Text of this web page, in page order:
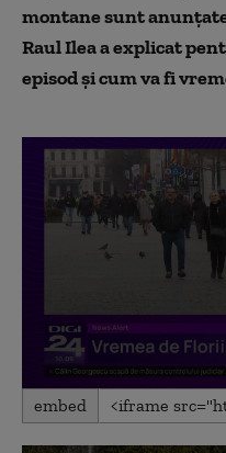
montane sunt
Raul Ilea a explicat
episod și cum va fi
0
seconds
3
embed